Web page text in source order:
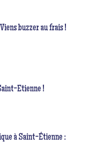
buzzer au frais !
Etienne !
à Saint-Étienne :